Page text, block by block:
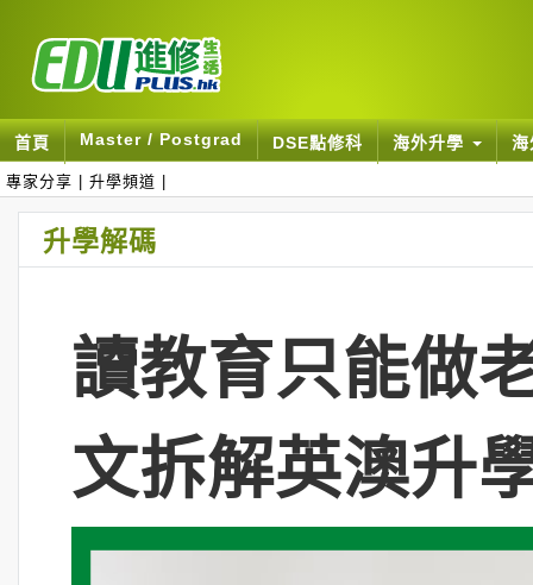
首頁 Master / Postgrad DSE點修科 海外升學
專家分享 升學頻道
升學解碼
讀教育只能做
文拆解英澳升